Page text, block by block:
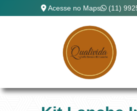
Acesse no Maps (11)